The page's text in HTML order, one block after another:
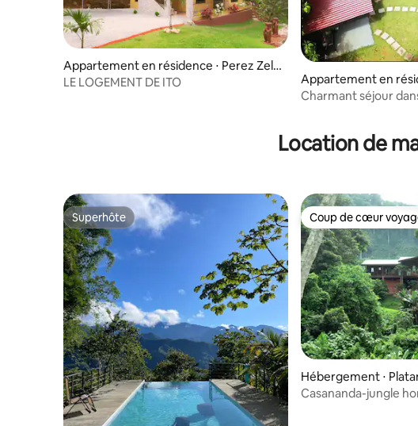
Appartement en résidence ⋅ Perez Zele
don
LE LOGEMENT DE ITO
Appartement en
Baru
Charmant séjour
Location de
Superhôte
Superhôte Coup de cœur
Coup de cœur
Hébergement ⋅
Casananda-jungle